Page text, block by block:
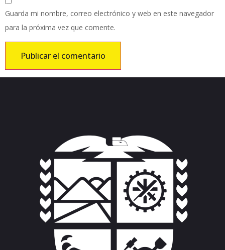
Guarda mi nombre, correo electrónico y web en este navegador
para la próxima vez que comente.